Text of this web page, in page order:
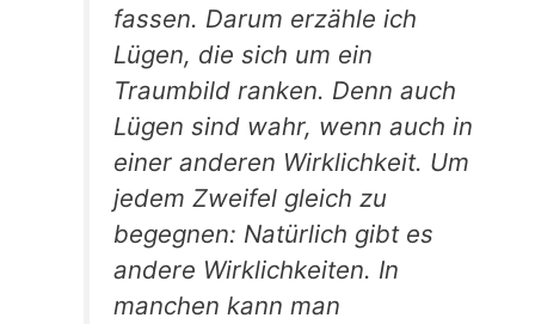
fassen. Darum erzähle ich
Lügen, die sich um ein
Traumbild ranken. Denn auch
Lügen sind wahr, wenn auch in
einer anderen Wirklichkeit. Um
jedem Zweifel gleich zu
begegnen: Natürlich gibt es
andere Wirklichkeiten. In
manchen kann man